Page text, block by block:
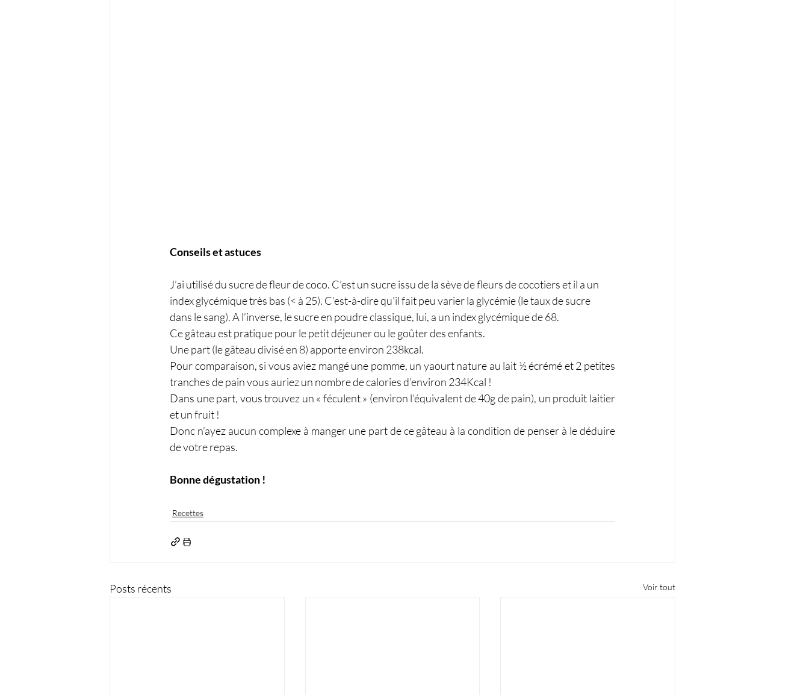
Conseils et astuces
J’ai utilisé du sucre de fleur de coco. C’est un sucre issu de la sève de fleurs de cocotiers et il a un
index glycémique très bas (< à 25). C’est-à-dire qu’il fait peu varier la glycémie (le taux de sucre
dans le sang). A l’inverse, le sucre en poudre classique, lui, a un index glycémique de 68.
Ce gâteau est pratique pour le petit déjeuner ou le goûter des enfants.
Une part (le gâteau divisé en 8) apporte environ 238kcal.
Pour comparaison, si vous aviez mangé une pomme, un yaourt nature au lait ½ écrémé et 2 petites
tranches de pain vous auriez un nombre de calories d’environ 234Kcal !
Dans une part, vous trouvez un « féculent » (environ l’équivalent de 40g de pain), un produit laitier
et un fruit !
Donc n’ayez aucun complexe à manger une part de ce gâteau à la condition de penser à le déduire
de votre repas.
Bonne dégustation !
Recettes
Posts récents Voir tout